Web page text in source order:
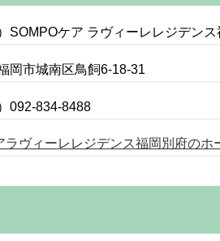
SOMPOケア ラヴィーレレジデン
岡市城南区鳥飼6-18-31
092-834-8488
ラヴィーレレジデンス福岡別府のホ